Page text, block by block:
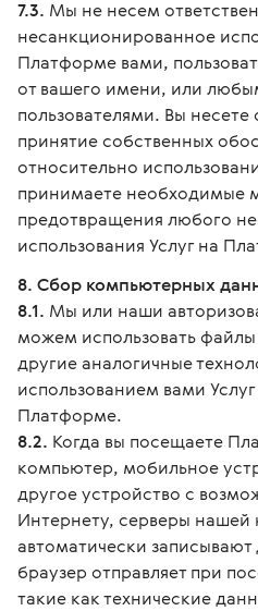
7.3. Мы не несем
несанкционированное
Платформе вами,
от вашего имени, или
пользователями. Вы несете
принятие собственных
относительно
принимаете необходимые
предотвращения любого
использования Услуг на
8. Сбор компьютерных
8.1. Мы или наши
можем использовать
другие аналогичные
использованием вами
Платформе.
8.2. Когда вы посещаете
компьютер, мобильное
другое устройство с
Интернету, серверы нашей
автоматически
браузер отправляет при
такие как технические